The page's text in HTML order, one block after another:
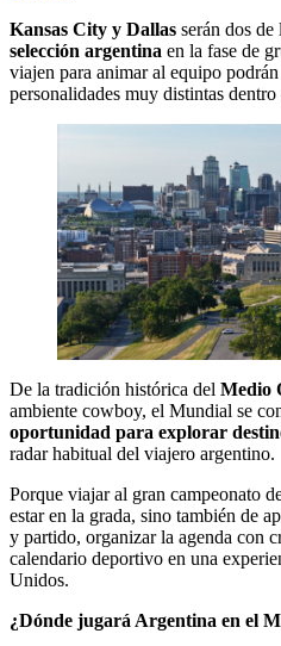
Kansas City y Dallas serán dos de
selección argentina en la fase de
viajen para animar al equipo podrán
personalidades muy distintas
De la tradición histórica del Medio
ambiente cowboy, el Mundial se
oportunidad para explorar
radar habitual del viajero argentino.
Porque viajar al gran campeonato
estar en la grada, sino también de
y partido, organizar la agenda con
calendario deportivo en una
Unidos.
¿Dónde jugará Argentina en el